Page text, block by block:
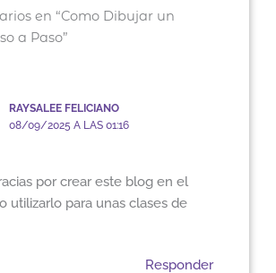
en “Como Dibujar un
a Paso”
RAYSALEE FELICIANO
08/09/2025 A LAS 01:16
por crear este blog en el
utilizarlo para unas clases de
Responder